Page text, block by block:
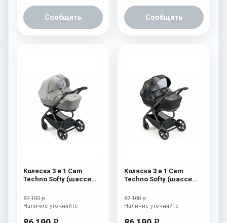
Сообщить Сообщить
Коляска 3 в 1 Cam
Techno Softy (шасси
87 100 р
Наличие уточняйте
Коляска 3 в 1 Cam
Techno Softy (шасси
87 100 р
Наличие уточняйте